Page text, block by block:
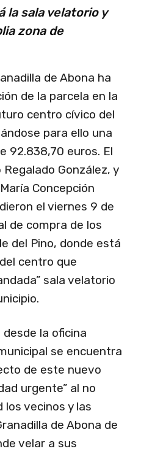
la sala velatorio y
zona de
de Abona ha
de la parcela en la
centro cívico del
para ello una
92.838,70 euros. El
González, y
Concepción
el viernes 9 de
de compra de los
del Pino, donde está
centro que
sala velatorio
la oficina
se encuentra
de este nuevo
urgente” al no
vecinos y las
de Abona de
velar a sus